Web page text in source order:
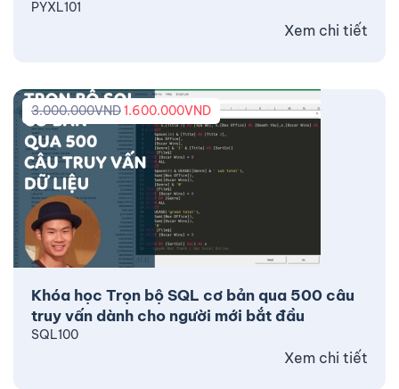
PYXL101
Xem chi tiết
Khóa học Trọn bộ SQL cơ bản qua 500 câu
truy vấn dành cho người mới bắt đầu
3.000.000VND1.600.000VND
SQL100
Xem chi tiết